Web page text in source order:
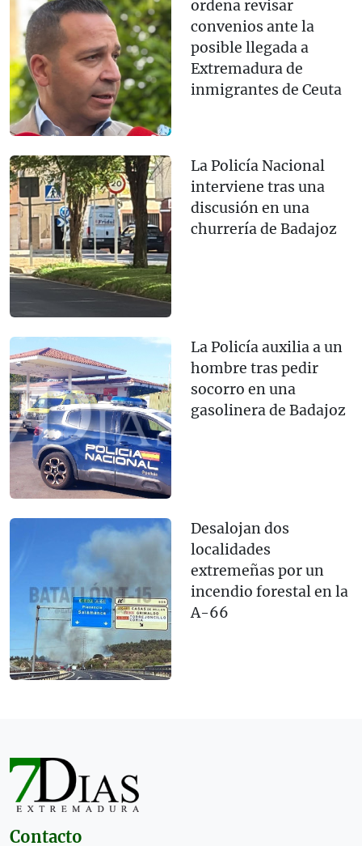
ordena revisar
convenios ante la
posible llegada a
Extremadura de
inmigrantes de Ceuta
La Policía Nacional
interviene tras una
discusión en una
churrería de Badajoz
La Policía auxilia a un
hombre tras pedir
socorro en una
gasolinera de Badajoz
Desalojan dos
localidades
extremeñas por un
incendio forestal en la
A-66
Contacto